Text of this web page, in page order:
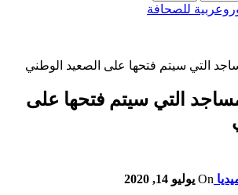
للصحافة
التي سيتم فتحها على الصعيد الوطني
التي سيتم فتحها على
On يوليو 14, 2020